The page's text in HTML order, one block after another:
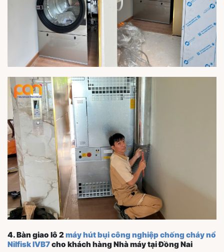
4. Bàn giao lô 2máy hút bụi công nghiệp chống cháy nổ
Nilfisk IVB7cho khách hàng Nhà máy tại Đồng Nai